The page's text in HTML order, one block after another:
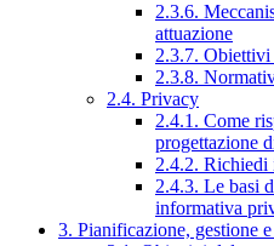
2.3.6.
attuazione
2.3.7. Obiettivi
2.3.8.
2.4. Privacy
2.4.1. Come
progettazione
2.4.2. Richiedi
2.4.3. Le basi
informativa
3. Pianificazione, gestione e